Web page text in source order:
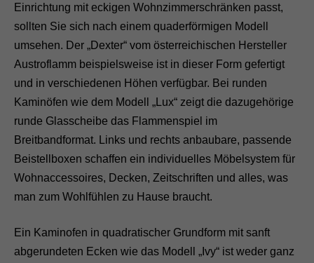
Einrichtung mit eckigen Wohnzimmerschränken passt,
sollten Sie sich nach einem quaderförmigen Modell
umsehen. Der „Dexter“ vom österreichischen Hersteller
Austroflamm beispielsweise ist in dieser Form gefertigt
und in verschiedenen Höhen verfügbar. Bei runden
Kaminöfen wie dem Modell „Lux“ zeigt die dazugehörige
runde Glasscheibe das Flammenspiel im
Breitbandformat. Links und rechts anbaubare, passende
Beistellboxen schaffen ein individuelles Möbelsystem für
Wohnaccessoires, Decken, Zeitschriften und alles, was
man zum Wohlfühlen zu Hause braucht.
Ein Kaminofen in quadratischer Grundform mit sanft
abgerundeten Ecken wie das Modell „Ivy“ ist weder ganz